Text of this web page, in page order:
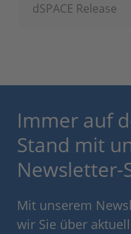
dSPACE Release
Immer auf
Stand mit
Newsletter-
Mit unserem
wir Sie über